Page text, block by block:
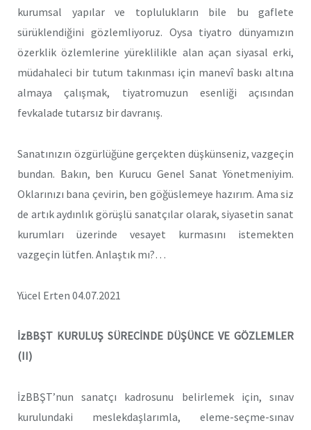
kurumsal yapılar ve toplulukların bile bu gaflete
sürüklendiğini gözlemliyoruz. Oysa tiyatro dünyamızın
özerklik özlemlerine yüreklilikle alan açan siyasal erki,
müdahaleci bir tutum takınması için manevî baskı altına
almaya çalışmak, tiyatromuzun esenliği açısından
fevkalade tutarsız bir davranış.
Sanatınızın özgürlüğüne gerçekten düşkünseniz, vazgeçin
bundan. Bakın, ben Kurucu Genel Sanat Yönetmeniyim.
Oklarınızı bana çevirin, ben göğüslemeye hazırım. Ama siz
de artık aydınlık görüşlü sanatçılar olarak, siyasetin sanat
kurumları üzerinde vesayet kurmasını istemekten
vazgeçin lütfen. Anlaştık mı?…
Yücel Erten 04.07.2021
İzBBŞT KURULUŞ SÜRECİNDE DÜŞÜNCE VE GÖZLEMLER
(II)
İzBBŞT’nun sanatçı kadrosunu belirlemek için, sınav
kurulundaki meslekdaşlarımla, eleme-seçme-sınav